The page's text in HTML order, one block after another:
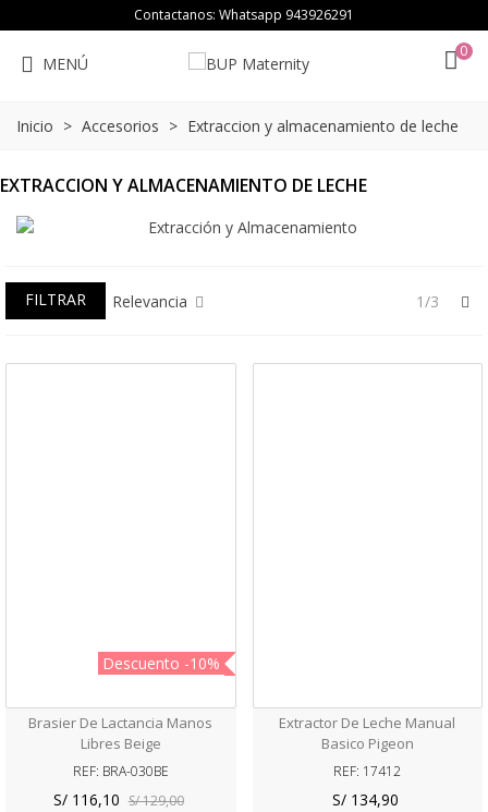
Contactanos: Whatsapp 943926291
MENÚ
0
Inicio > Accesorios > Extraccion y almacenamiento de leche
EXTRACCION Y ALMACENAMIENTO DE LECHE
FILTRAR Relevancia 1/3
Descuento -10%
Brasier De Lactancia Manos
Libres Beige
REF: BRA-030BE
S/ 116,10 S/ 129,00
Extractor De Leche Manual
Basico Pigeon
REF: 17412
S/ 134,90